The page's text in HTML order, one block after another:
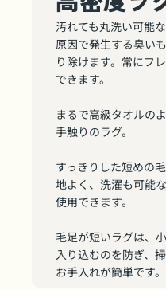
汚れても丸洗い可能
原因で発生する臭い
り除けます。常にフ
できます。
まるで高級タオルの
手触りのラグ。
すっきりした短めの
地よく、洗濯も可能
使用できます。
毛足が短いラグは、
入り込むのを防ぎ、
お手入れが簡単です。